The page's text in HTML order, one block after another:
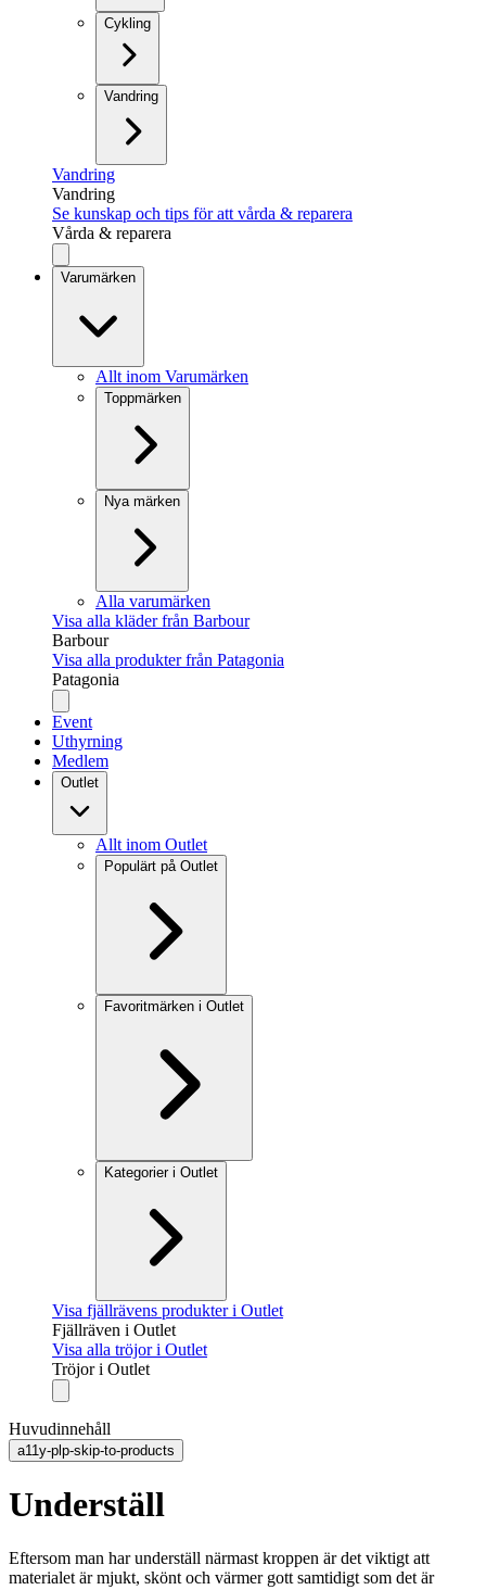
Cykling
Vandring
Vandring
Vandring
Se kunskap och tips för att vårda & reparera
Vårda & reparera
Varumärken
Allt inom Varumärken
Toppmärken
Nya märken
Alla varumärken
Visa alla kläder från Barbour
Barbour
Visa alla produkter från Patagonia
Patagonia
Event
Uthyrning
Medlem
Outlet
Allt inom Outlet
Populärt på Outlet
Favoritmärken i Outlet
Kategorier i Outlet
Visa fjällrävens produkter i Outlet
Fjällräven i Outlet
Visa alla tröjor i Outlet
Tröjor i Outlet
Huvudinnehåll
a11y-plp-skip-to-products
Underställ
Eftersom man har underställ närmast kroppen är det viktigt att
materialet är mjukt, skönt och värmer gott samtidigt som det är